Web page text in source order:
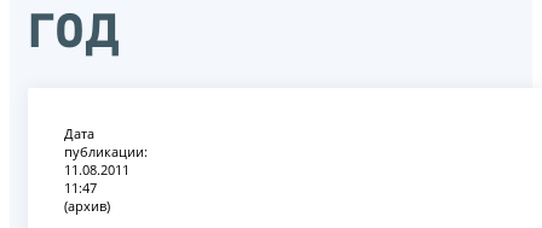
год
Дата
публикации:
11.08.2011
11:47
(архив)